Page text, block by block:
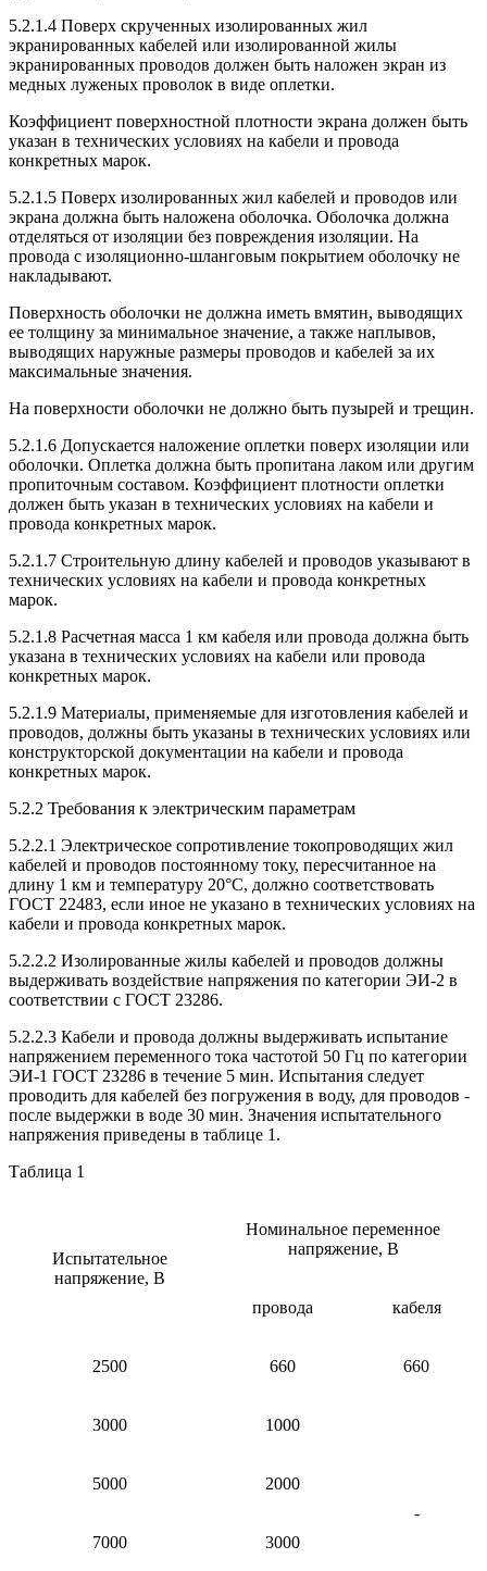
5.2.1.4 Поверх скрученных изолированных жил
экранированных кабелей или изолированной жилы
экранированных проводов должен быть наложен экран из
медных луженых проволок в виде оплетки.
Коэффициент поверхностной плотности экрана должен быть
указан в технических условиях на кабели и провода
конкретных марок.
5.2.1.5 Поверх изолированных жил кабелей и проводов или
экрана должна быть наложена оболочка. Оболочка должна
отделяться от изоляции без повреждения изоляции. На
провода с изоляционно-шланговым покрытием оболочку не
накладывают.
Поверхность оболочки не должна иметь вмятин, выводящих
ее толщину за минимальное значение, а также наплывов,
выводящих наружные размеры проводов и кабелей за их
максимальные значения.
На поверхности оболочки не должно быть пузырей и трещин.
5.2.1.6 Допускается наложение оплетки поверх изоляции или
оболочки. Оплетка должна быть пропитана лаком или другим
пропиточным составом. Коэффициент плотности оплетки
должен быть указан в технических условиях на кабели и
провода конкретных марок.
5.2.1.7 Строительную длину кабелей и проводов указывают в
технических условиях на кабели и провода конкретных
марок.
5.2.1.8 Расчетная масса 1 км кабеля или провода должна быть
указана в технических условиях на кабели или провода
конкретных марок.
5.2.1.9 Материалы, применяемые для изготовления кабелей и
проводов, должны быть указаны в технических условиях или
конструкторской документации на кабели и провода
конкретных марок.
5.2.2 Требования к электрическим параметрам
5.2.2.1 Электрическое сопротивление токопроводящих жил
кабелей и проводов постоянному току, пересчитанное на
длину 1 км и температуру 20°С, должно соответствовать
ГОСТ 22483, если иное не указано в технических условиях на
кабели и провода конкретных марок.
5.2.2.2 Изолированные жилы кабелей и проводов должны
выдерживать воздействие напряжения по категории ЭИ-2 в
соответствии с ГОСТ 23286.
5.2.2.3 Кабели и провода должны выдерживать испытание
напряжением переменного тока частотой 50 Гц по категории
ЭИ-1 ГОСТ 23286 в течение 5 мин. Испытания следует
проводить для кабелей без погружения в воду, для проводов -
после выдержки в воде 30 мин. Значения испытательного
напряжения приведены в таблице 1.
Таблица 1
Испытательное
напряжение, В
Номинальное переменное
напряжение, В
провода кабеля
2500 660 660
3000 1000
-
5000 2000
7000 3000